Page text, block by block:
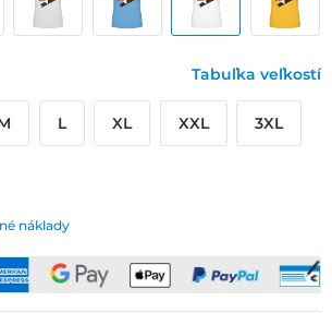
náklady
Tabuľka veľkostí
L XL XXL 3XL